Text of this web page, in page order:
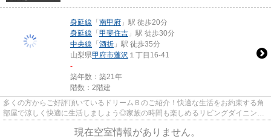
身延線 「 南甲府 」駅 徒歩20分
身延線 「 甲斐住吉 」駅 徒歩30分
中央線 「 酒折 」駅 徒歩35分
山梨県甲府市蓬沢 １丁目16-41
-
築年数：築21年
階数：2階建
多くの方からご好評頂いているドリームＢのご紹介！快適な生活をお約束する角
部屋で涼しく快適に生活しましょう◎家族の時間も楽しめるリビングダイニング
現在空室情報がありません。